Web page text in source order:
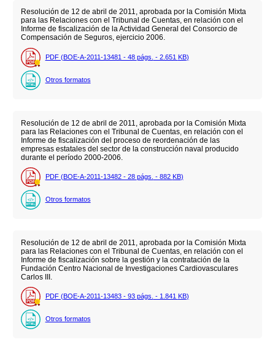
Resolución de 12 de abril de 2011, aprobada por la Comisión Mixta
para las Relaciones con el Tribunal de Cuentas, en relación con el
Informe de fiscalización de la Actividad General del Consorcio de
Compensación de Seguros, ejercicio 2006.
PDF (BOE-A-2011-13481 - 48 págs. - 2.651 KB)
Otros formatos
Resolución de 12 de abril de 2011, aprobada por la Comisión Mixta
para las Relaciones con el Tribunal de Cuentas, en relación con el
Informe de fiscalización del proceso de reordenación de las
empresas estatales del sector de la construcción naval producido
durante el período 2000-2006.
PDF (BOE-A-2011-13482 - 28 págs. - 882 KB)
Otros formatos
Resolución de 12 de abril de 2011, aprobada por la Comisión Mixta
para las Relaciones con el Tribunal de Cuentas, en relación con el
Informe de fiscalización sobre la gestión y la contratación de la
Fundación Centro Nacional de Investigaciones Cardiovasculares
Carlos III.
PDF (BOE-A-2011-13483 - 93 págs. - 1.841 KB)
Otros formatos